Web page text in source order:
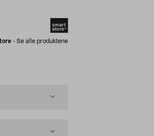
- Se alle produktene